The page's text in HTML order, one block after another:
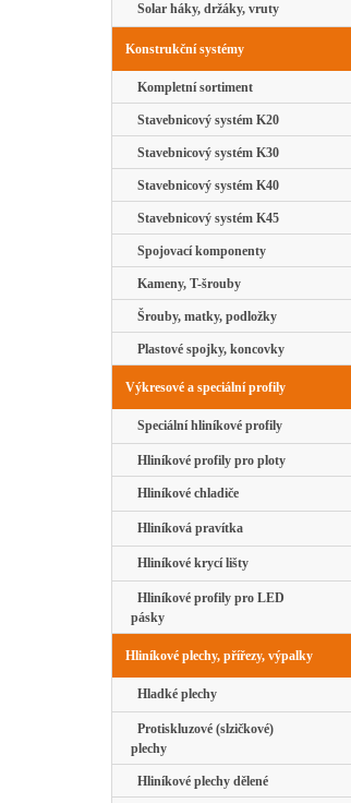
Solar háky, držáky, vruty
Konstrukční systémy
Kompletní sortiment
Stavebnicový systém K20
Stavebnicový systém K30
Stavebnicový systém K40
Stavebnicový systém K45
Spojovací komponenty
Kameny, T-šrouby
Šrouby, matky, podložky
Plastové spojky, koncovky
Výkresové a speciální profily
Speciální hliníkové profily
Hliníkové profily pro ploty
Hliníkové chladiče
Hliníková pravítka
Hliníkové krycí lišty
Hliníkové profily pro LED
pásky
Hliníkové plechy, přířezy, výpalky
Hladké plechy
Protiskluzové (slzičkové)
plechy
Hliníkové plechy dělené